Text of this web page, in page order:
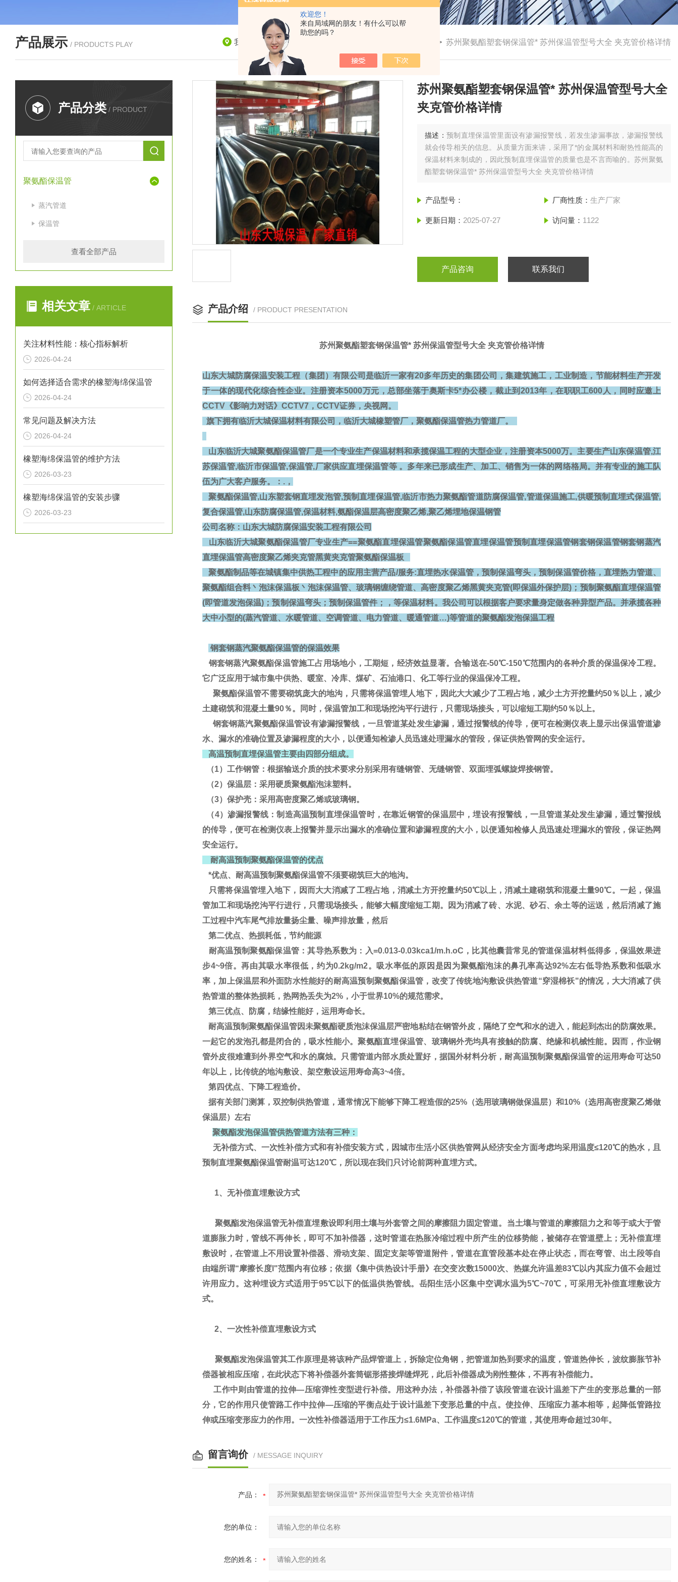
欢迎您！
来自局域网的朋友！有什么可以帮
助您的吗？
产品展示 / PRODUCTS PLAY 我的位置：首页 > 苏州聚氨酯塑套钢保温管* 苏州保温管型号大全 夹克管价格详情
产品分类 / PRODUCT
聚氨酯保温管
蒸汽管道
保温管
查看全部产品
相关文章 / ARTICLE
关注材料性能：核心指标解析
2026-04-24
如何选择适合需求的橡塑海绵保温管
2026-04-24
常见问题及解决方法
2026-04-24
橡塑海绵保温管的维护方法
2026-03-23
橡塑海绵保温管的安装步骤
2026-03-23
苏州聚氨酯塑套钢保温管* 苏州保温管型号大全
夹克管价格详情
描述：预制直埋保温管里面设有渗漏报警线，若发生渗漏事故，渗漏报警线
就会传导相关的信息。从质量方面来讲，采用了*的金属材料和耐热性能高的
保温材料来制成的，因此预制直埋保温管的质量也是不言而喻的。苏州聚氨
酯塑套钢保温管* 苏州保温管型号大全 夹克管价格详情
产品型号： 厂商性质： 生产厂家
更新日期： 2025-07-27 访问量： 1122
产品咨询 联系我们
产品介绍 / PRODUCT PRESENTATION
苏州聚氨酯塑套钢保温管* 苏州保温管型号大全 夹克管价格详情
山东大城防腐保温安装工程（集团）有限公司是临沂一家有20多年历史的集团公司，集建筑施工，工业制造，节能材料生产开发
于一体的现代化综合性企业。注册资本5000万元，总部坐落于奥斯卡5*办公楼，截止到2013年，在职职工600人，同时应邀上
CCTV《影响力对话》CCTV7，CCTV证券，央视网。
旗下拥有临沂大城保温材料有限公司，临沂大城橡塑管厂，聚氨酯保温管热力管道厂。
山东临沂大城聚氨酯保温管厂是一个专业生产保温材料和承揽保温工程的大型企业，注册资本5000万。主要生产山东保温管,江
苏保温管,临沂市保温管,保温管,厂家供应直埋保温管等 。多年来已形成生产、加工、销售为一体的网络格局。并有专业的施工队
伍为广大客户服务。：.，
聚氨酯保温管,山东塑套钢直埋发泡管,预制直埋保温管,临沂市热力聚氨酯管道防腐保温管,管道保温施工,供暖预制直埋式保温管,
复合保温管,山东防腐保温管,保温材料,氨酯保温层高密度聚乙烯,聚乙烯埋地保温钢管
公司名称：山东大城防腐保温安装工程有限公司
山东临沂大城聚氨酯保温管厂专业生产==聚氨酯直埋保温管聚氨酯保温管直埋保温管预制直埋保温管钢套钢保温管钢套钢蒸汽
直埋保温管高密度聚乙烯夹克管黑黄夹克管聚氨酯保温板
聚氨酯制品等在城镇集中供热工程中的应用主营产品/服务:直埋热水保温管，预制保温弯头，预制保温管价格，直埋热力管道、
聚氨酯组合料丶泡沫保温板丶泡沫保温管、玻璃钢缠绕管道、高密度聚乙烯黑黄夹克管(即保温外保护层)；预制聚氨酯直埋保温管
(即管道发泡保温)；预制保温弯头；预制保温管件；，等保温材料。我公司可以根据客户要求量身定做各种异型产品。并承揽各种
大中小型的(蒸汽管道、水暖管道、空调管道、电力管道、暖通管道…)等管道的聚氨酯发泡保温工程
钢套钢蒸汽聚氨酯保温管的保温效果
钢套钢蒸汽聚氨酯保温管施工占用场地小，工期短，经济效益显著。合输送在-50℃-150℃范围内的各种介质的保温保冷工程。
它广泛应用于城市集中供热、暖室、冷库、煤矿、石油港口、化工等行业的保温保冷工程。
聚氨酯保温管不需要砌筑庞大的地沟，只需将保温管埋人地下，因此大大减少了工程占地，减少土方开挖量约50％以上，减少
土建砌筑和混凝土量90％。同时，保温管加工和现场挖沟平行进行，只需现场接头，可以缩短工期约50％以上。
钢套钢蒸汽聚氨酯保温管设有渗漏报警线，一旦管道某处发生渗漏，通过报警线的传导，便可在检测仪表上显示出保温管道渗
水、漏水的准确位置及渗漏程度的大小，以便通知检渗人员迅速处理漏水的管段，保证供热管网的安全运行。
高温预制直埋保温管主要由四部分组成。
（1）工作钢管：根据输送介质的技术要求分别采用有缝钢管、无缝钢管、双面埋弧螺旋焊接钢管。
（2）保温层：采用硬质聚氨酯泡沫塑料。
（3）保护壳：采用高密度聚乙烯或玻璃钢。
（4）渗漏报警线：制造高温预制直埋保温管时，在靠近钢管的保温层中，埋设有报警线，一旦管道某处发生渗漏，通过警报线
的传导，便可在检测仪表上报警并显示出漏水的准确位置和渗漏程度的大小，以便通知检修人员迅速处理漏水的管段，保证热网
安全运行。
耐高温预制聚氨酯保温管的优点
*优点、耐高温预制聚氨酯保温管不须要砌筑巨大的地沟。
只需将保温管埋入地下，因而大大消减了工程占地，消减土方开挖量约50℃以上，消减土建砌筑和混凝土量90℃。一起，保温
管加工和现场挖沟平行进行，只需现场接头，能够大幅度缩短工期。因为消减了砖、水泥、砂石、余土等的运送，然后消减了施
工过程中汽车尾气排放量扬尘量、噪声排放量，然后
第二优点、热损耗低，节约能源
耐高温预制聚氨酯保温管：其导热系数为：入=0.013-0.03kca1/m.h.oC，比其他囊昔常见的管道保温材料低得多，保温效果进
步4~9倍。再由其吸水率很低，约为0.2kg/m2。吸水率低的原因是因为聚氨酯泡沫的鼻孔率高达92%左右低导热系数和低吸水
率，加上保温层和外面防水性能好的耐高温预制聚氨酯保温管，改变了传统地沟敷设供热管道“穿湿棉袄"的情况，大大消减了供
热管道的整体热损耗，热网热丢失为2%，小于世界10%的规范需求。
第三优点、防腐，结缘性能好，运用寿命长。
耐高温预制聚氨酯保温管因未聚氨酯硬质泡沫保温层严密地粘结在钢管外皮，隔绝了空气和水的进入，能起到杰出的防腐效果。
一起它的发泡孔都是闭合的，吸水性能小。聚氨酯直埋保温管、玻璃钢外壳均具有接触的防腐、绝缘和机械性能。因而，作业钢
管外皮很难遭到外界空气和水的腐烛。只需管道内部水质处置好，据国外材料分析，耐高温预制聚氨酯保温管的运用寿命可达50
年以上，比传统的地沟敷设、架空敷设运用寿命高3~4倍。
第四优点、下降工程造价。
据有关部门测算，双控制供热管道，通常情况下能够下降工程造假的25%（选用玻璃钢做保温层）和10%（选用高密度聚乙烯做
保温层）左右
聚氨酯发泡保温管供热管道方法有三种：
无补偿方式、一次性补偿方式和有补偿安装方式，因城市生活小区供热管网从经济安全方面考虑均采用温度≤120℃的热水，且
预制直埋聚氨酯保温管耐温可达120℃，所以现在我们只讨论前两种直埋方式。
1、无补偿直埋敷设方式
聚氨酯发泡保温管无补偿直埋敷设即利用土壤与外套管之间的摩擦阻力固定管道。当土壤与管道的摩擦阻力之和等于或大于管
道膨胀力时，管线不再伸长，即可不加补偿器，这时管道在热胀冷缩过程中所产生的位移势能，被储存在管道壁上；无补偿直埋
敷设时，在管道上不用设置补偿器、滑动支架、固定支架等管道附件，管道在直管段基本处在停止状态，而在弯管、出土段等自
由端所谓“摩擦长度l"范围内有位移；依据《集中供热设计手册》在交变次数15000次、热媒允许温差83℃以内其应力值不会超过
许用应力。这种埋设方式适用于95℃以下的低温供热管线。岳阳生活小区集中空调水温为5℃~70℃，可采用无补偿直埋敷设方
式。
2、一次性补偿直埋敷设方式
聚氨酯发泡保温管其工作原理是将该种产品焊管道上，拆除定位角钢，把管道加热到要求的温度，管道热伸长，波纹膨胀节补
偿器被相应压缩，在此状态下将补偿器外套筒锯形搭接焊缝焊死，此后补偿器成为刚性整体，不再有补偿能力。
工作中则由管道的拉伸—压缩弹性变型进行补偿。用这种办法，补偿器补偿了该段管道在设计温差下产生的变形总量的一部
分，它的作用只使管路工作中拉伸—压缩的平衡点处于设计温差下变形总量的中点。使拉伸、压缩应力基本相等，起降低管路拉
伸或压缩变形应力的作用。一次性补偿器适用于工作压力≤1.6MPa、工作温度≤120℃的管道，其使用寿命超过30年。
留言询价 / MESSAGE INQUIRY
产品：
您的单位：
您的姓名：